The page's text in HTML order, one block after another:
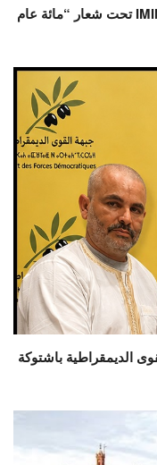
أكادير تجمع مغاربة العالم في مهرجان IMINIG تحت شعار “مائة عام
الديمقراطية باشتوكة